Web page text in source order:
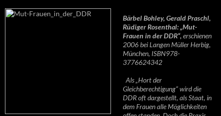
Bärbel Bohley, Gerald Praschl,
Rüdiger Rosenthal: „Mut-
Frauen in der DDR“,erschienen
2006 bei Langen Müller Herbig,
München, ISBN978-
3776624342
Als „Hort der
Gleichberechtigung“ wird die
DDR oft dargestellt, als Staat, in
dem Frauen alle Möglichkeiten